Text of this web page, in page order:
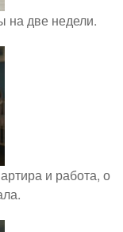
на две недели.
и работа, о